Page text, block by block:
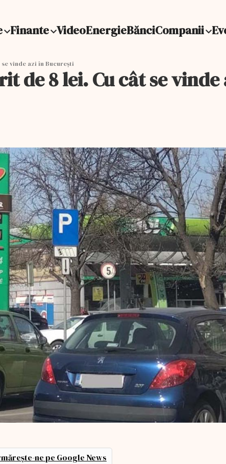
Finante VideoEnergieBănciCompanii
vinde azi în București
de 8 lei. Cu cât se
ne pe Google News